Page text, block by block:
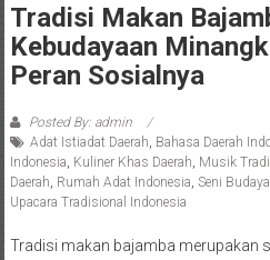
Tradisi Makan
Kebudayaan
Peran Sosialnya
Posted By: admin
Adat Istiadat Daerah Bahasa Daerah
Indonesia Kuliner Khas Daerah Musik
Daerah Rumah Adat Indonesia Seni
Upacara Tradisional Indonesia
Tradisi makan bajamba merupakan